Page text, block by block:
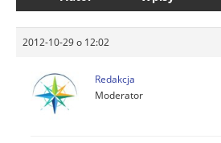
2012-10-29 o 12:02
Redakcja
Moderator